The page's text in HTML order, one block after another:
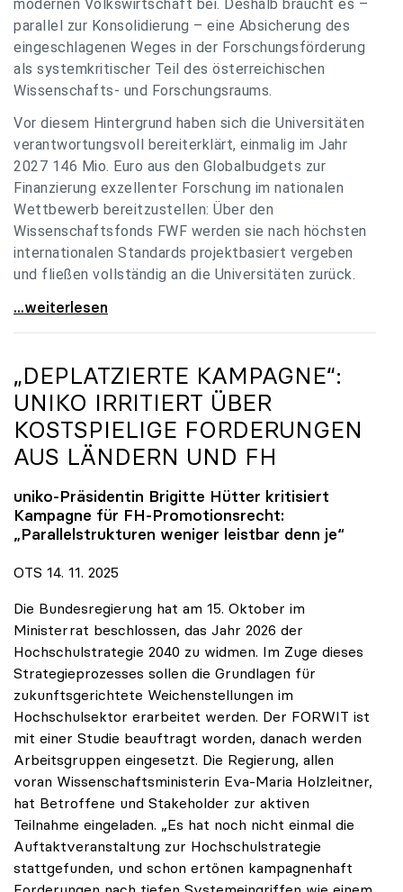
modernen Volkswirtschaft bei. Deshalb braucht es –
parallel zur Konsolidierung – eine Absicherung des
eingeschlagenen Weges in der Forschungsförderung
als systemkritischer Teil des österreichischen
Wissenschafts- und Forschungsraums.
Vor diesem Hintergrund haben sich die Universitäten
verantwortungsvoll bereiterklärt, einmalig im Jahr
2027 146 Mio. Euro aus den Globalbudgets zur
Finanzierung exzellenter Forschung im nationalen
Wettbewerb bereitzustellen: Über den
Wissenschaftsfonds FWF werden sie nach höchsten
internationalen Standards projektbasiert vergeben
und fließen vollständig an die Universitäten zurück.
Gemeinsam für einen starken Wissenschafts- und
...weiterlesen
„DEPLATZIERTE KAMPAGNE“:
UNIKO IRRITIERT ÜBER
KOSTSPIELIGE FORDERUNGEN
AUS LÄNDERN UND FH
uniko-Präsidentin Brigitte Hütter kritisiert
Kampagne für FH-Promotionsrecht:
„Parallelstrukturen weniger leistbar denn je“
OTS 14. 11. 2025
Die Bundesregierung hat am 15. Oktober im
Ministerrat beschlossen, das Jahr 2026 der
Hochschulstrategie 2040 zu widmen. Im Zuge dieses
Strategieprozesses sollen die Grundlagen für
zukunftsgerichtete Weichenstellungen im
Hochschulsektor erarbeitet werden. Der FORWIT ist
mit einer Studie beauftragt worden, danach werden
Arbeitsgruppen eingesetzt. Die Regierung, allen
voran Wissenschaftsministerin Eva-Maria Holzleitner,
hat Betroffene und Stakeholder zur aktiven
Teilnahme eingeladen. „Es hat noch nicht einmal die
Auftaktveranstaltung zur Hochschulstrategie
stattgefunden, und schon ertönen kampagnenhaft